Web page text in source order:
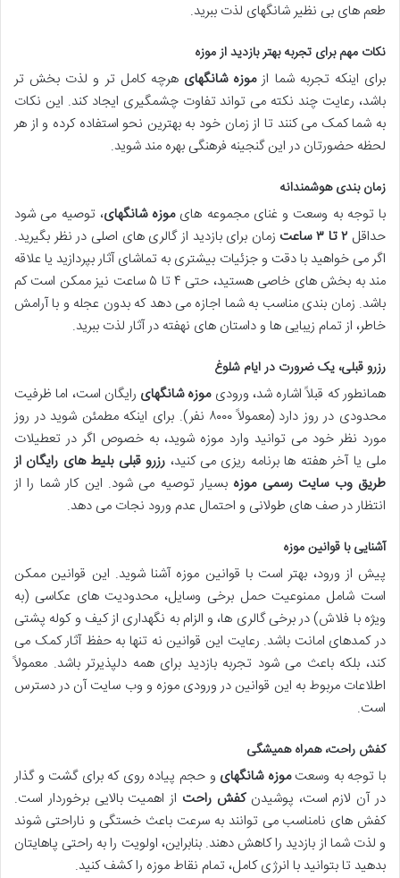
طعم های بی نظیر شانگهای لذت ببرید.
نکات مهم برای تجربه بهتر بازدید از موزه
برای اینکه تجربه شما ازموزه شانگهای هرچه کامل تر و لذت بخش تر
باشد، رعایت چند نکته می تواند تفاوت چشمگیری ایجاد کند. این نکات
به شما کمک می کنند تا از زمان خود به بهترین نحو استفاده کرده و از هر
لحظه حضورتان در این گنجینه فرهنگی بهره مند شوید.
زمان بندی هوشمندانه
با توجه به وسعت و غنای مجموعه هایموزه شانگهای، توصیه می شود
حداقل ۲ تا ۳ ساعت
زمان برای بازدید از گالری های اصلی در نظر بگیرید.
اگر می خواهید با دقت و جزئیات بیشتری به تماشای آثار بپردازید یا علاقه
مند به بخش های خاصی هستید، حتی ۴ تا ۵ ساعت نیز ممکن است کم
باشد. زمان بندی مناسب به شما اجازه می دهد که بدون عجله و با آرامش
خاطر، از تمام زیبایی ها و داستان های نهفته در آثار لذت ببرید.
رزرو قبلی، یک ضرورت در ایام شلوغ
همانطور که قبلاً اشاره شد، ورودیموزه شانگهای رایگان است، اما ظرفیت
محدودی در روز دارد (معمولاً ۸۰۰۰ نفر). برای اینکه مطمئن شوید در روز
مورد نظر خود می توانید وارد موزه شوید، به خصوص اگر در تعطیلات
ملی یا آخر هفته ها برنامه ریزی می کنید، رزرو قبلی بلیط های رایگان از
طریق وب سایت رسمی موزه بسیار توصیه می شود. این کار شما را از
انتظار در صف های طولانی و احتمال عدم ورود نجات می دهد.
آشنایی با قوانین موزه
پیش از ورود، بهتر است با قوانین موزه آشنا شوید. این قوانین ممکن
است شامل ممنوعیت حمل برخی وسایل، محدودیت های عکاسی (به
ویژه با فلاش) در برخی گالری ها، و الزام به نگهداری از کیف و کوله پشتی
در کمدهای امانت باشد. رعایت این قوانین نه تنها به حفظ آثار کمک می
کند، بلکه باعث می شود تجربه بازدید برای همه دلپذیرتر باشد. معمولاً
اطلاعات مربوط به این قوانین در ورودی موزه و وب سایت آن در دسترس
است.
کفش راحت، همراه همیشگی
با توجه به وسعتموزه شانگهای و حجم پیاده روی که برای گشت و گذار
در آن لازم است، پوشیدنکفش راحت از اهمیت بالایی برخوردار است.
کفش های نامناسب می توانند به سرعت باعث خستگی و ناراحتی شوند
و لذت شما از بازدید را کاهش دهند. بنابراین، اولویت را به راحتی پاهایتان
بدهید تا بتوانید با انرژی کامل، تمام نقاط موزه را کشف کنید.